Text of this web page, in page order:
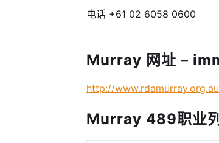
电话 +61 02 6058 0600
Murray 网址 –
http://
Murray 489职业